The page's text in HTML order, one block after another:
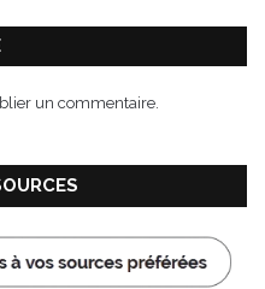
un commentaire.